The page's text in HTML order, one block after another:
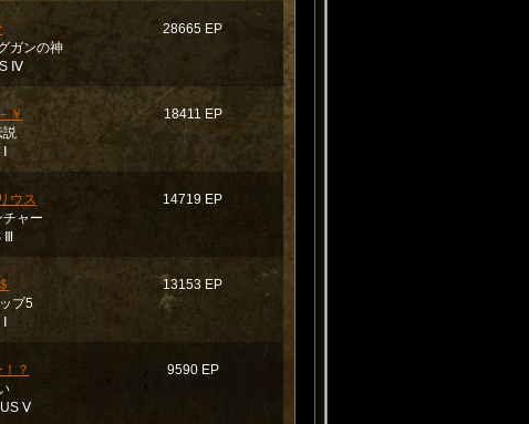
ガンの神
Ⅳ
28665 EP
￥
説
18411 EP
ウス
ャー
14719 EP
プ5
13153 EP
？
Ⅴ
9590 EP